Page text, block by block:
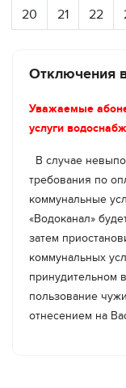
оперативной
ссылке
Завершить
планируется
Работы
оперативной
ссылке
20
21 22
Отключения
Уважаемые
услуги
В случае
требования по
коммунальные
«Водоканал»
затем
коммунальных
принудительном
пользование
отнесением на